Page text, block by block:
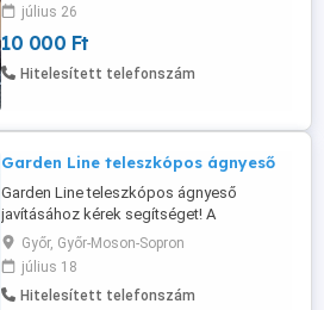
kivitelezése és tervezése,és megoldását is
színes,műanyag ...
július 26
10 000 Ft
Hitelesített telefonszám
Garden Line teleszkópos ágnyeső
Garden Line teleszkópos ágnyeső
javításához kérek segítséget! A
zsinórozás és a felső rész működése
érdekelne. Ha valaki ért hozzá v. van
elromlott, kérem jelezze! köszönettel:
Laci.
Győr, Győr-Moson-Sopron
július 18
Hitelesített telefonszám